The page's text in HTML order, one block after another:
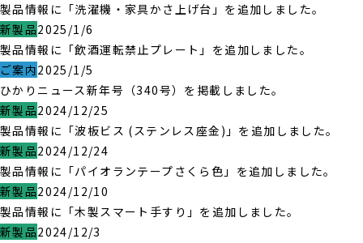
製品情報に「洗濯機・家具かさ上げ台」を追加しました。
新製品2025/1/6
製品情報に「飲酒運転禁止プレート」を追加しました。
ご案内2025/1/5
ひかりニュース新年号（340号）を掲載しました。
新製品2024/12/25
製品情報に「波板ビス (ステンレス座金)」を追加しました。
新製品2024/12/24
製品情報に「パイオランテープさくら色」を追加しました。
新製品2024/12/10
製品情報に「木製スマート手すり」を追加しました。
新製品2024/12/3